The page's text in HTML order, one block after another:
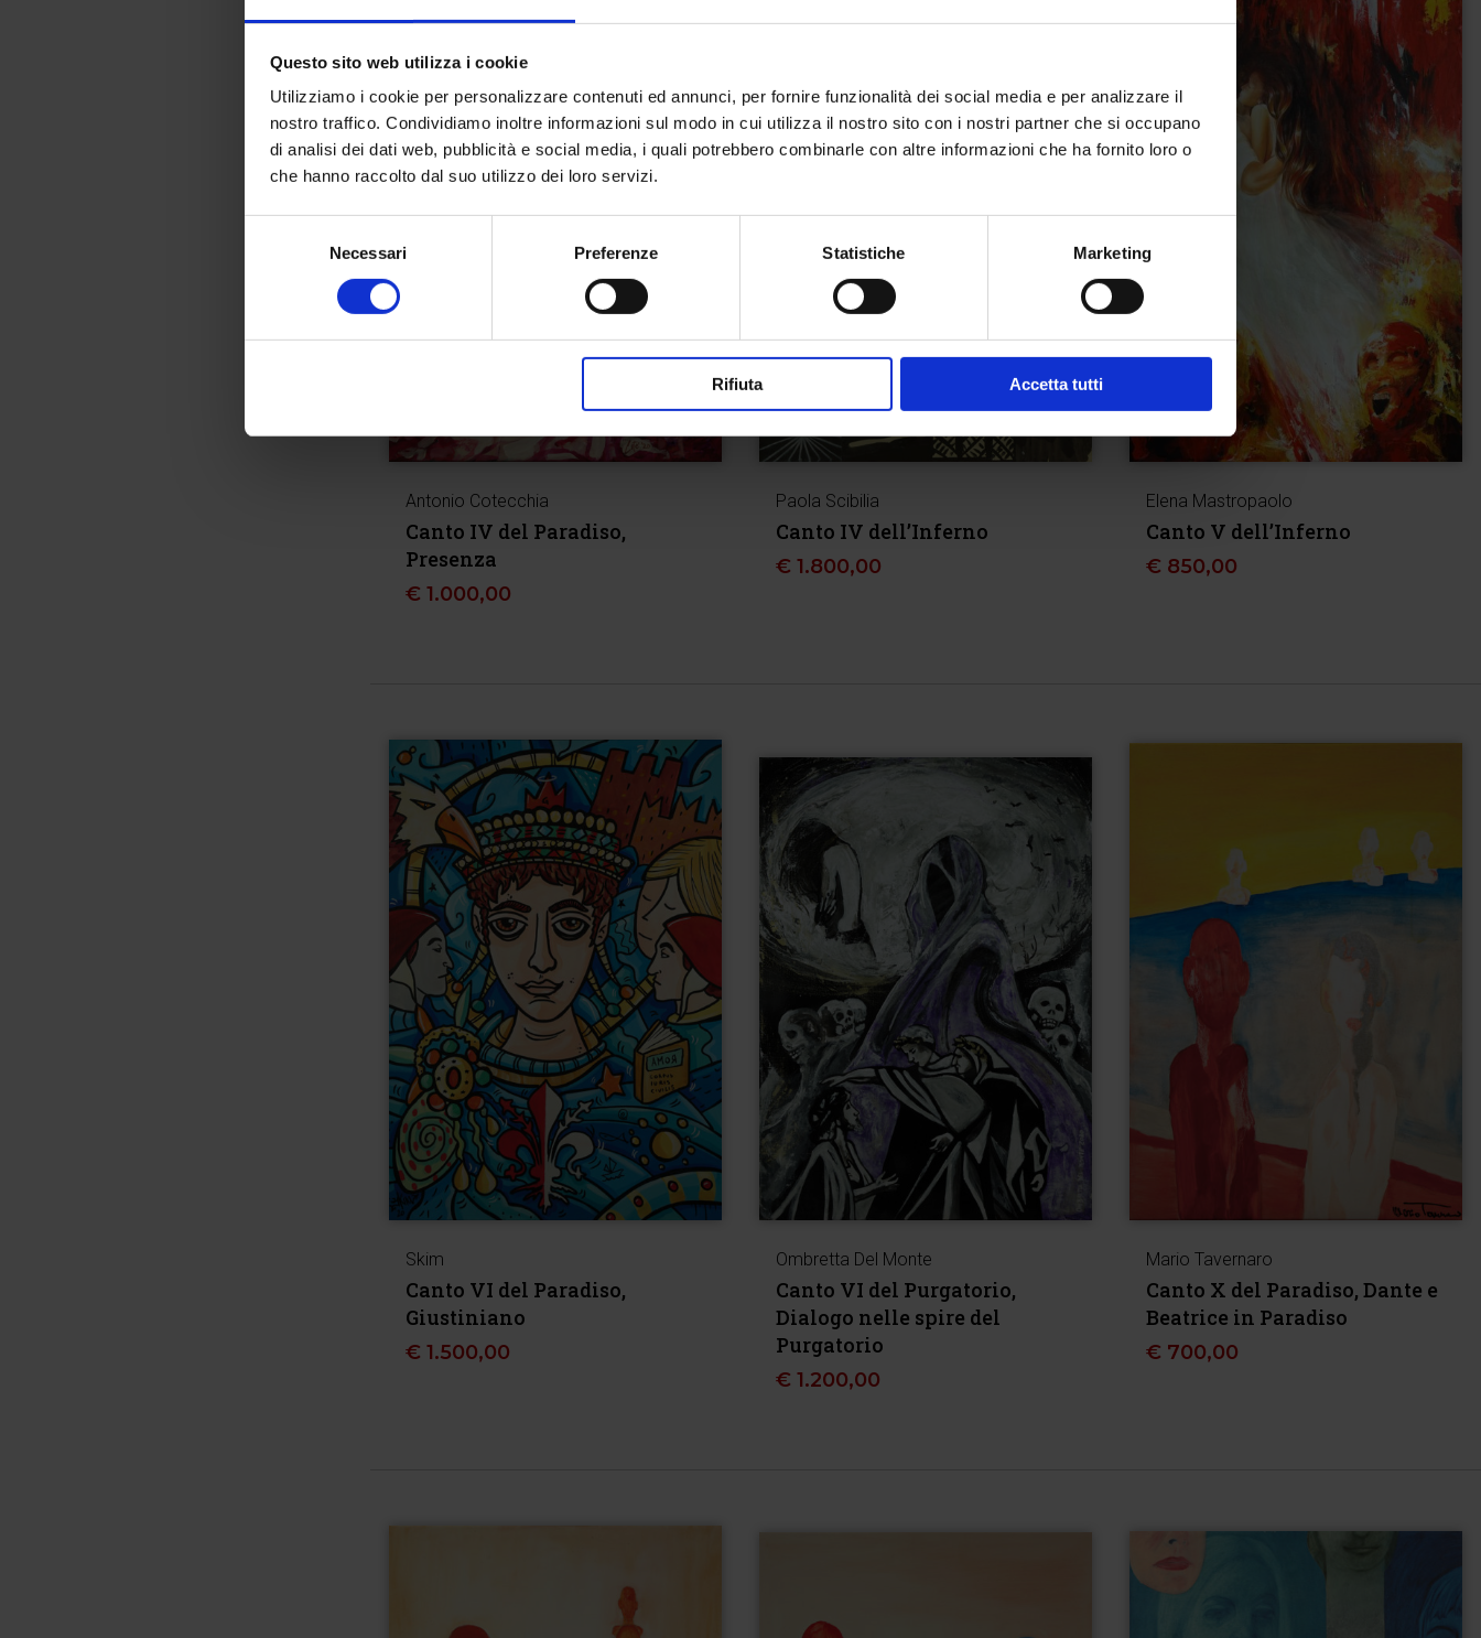
Questo sito web utilizza i cookie
Utilizziamo i cookie per personalizzare contenuti ed annunci, per fornire funzionalità dei social media e per analizzare il
nostro traffico. Condividiamo inoltre informazioni sul modo in cui utilizza il nostro sito con i nostri partner che si occupano
di analisi dei dati web, pubblicità e social media, i quali potrebbero combinarle con altre informazioni che ha fornito loro o
che hanno raccolto dal suo utilizzo dei loro servizi.
Necessari Preferenze Statistiche Marketing
Rifiuta Accetta tutti
Antonio Cotecchia
Canto IV del Paradiso,
Presenza
€ 1.000,00
Paola Scibilia
Canto IV dell’Inferno
€ 1.800,00
Elena Mastropaolo
Canto V dell’Inferno
€ 850,00
Skim
Canto VI del Paradiso,
Giustiniano
€ 1.500,00
Ombretta Del Monte
Canto VI del Purgatorio,
Dialogo nelle spire del
Purgatorio
€ 1.200,00
Mario Tavernaro
Canto X del Paradiso, Dante e
Beatrice in Paradiso
€ 700,00